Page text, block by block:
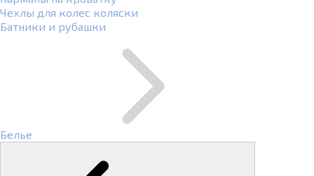
Чехлы для колес коляски
Батники и рубашки
Белье